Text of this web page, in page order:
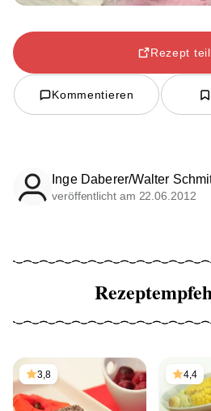
Rezept
Kommentieren
Inge Daberer/Walter
veröffentlicht am 22.06.2012
3,8 4,4